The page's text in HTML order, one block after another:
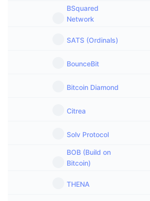
Календарь ICO
BSquared
Network
SATS (Ordinals)
BounceBit
Bitcoin Diamond
Citrea
Solv Protocol
BOB (Build on
Bitcoin)
THENA